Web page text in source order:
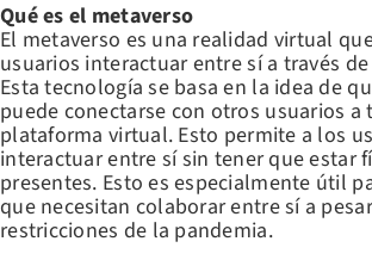
Qué es el metaverso
El metaverso es una realidad virtual
usuarios interactuar entre sí a través
Esta tecnología se basa en la idea de
puede conectarse con otros usuarios a
plataforma virtual. Esto permite a los
interactuar entre sí sin tener que estar
presentes. Esto es especialmente útil
que necesitan colaborar entre sí a
restricciones de la pandemia.